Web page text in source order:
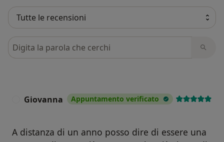
Cerca nelle recensioni
Giovanna Appuntamento verificato
A distanza di un anno posso dire di essere una